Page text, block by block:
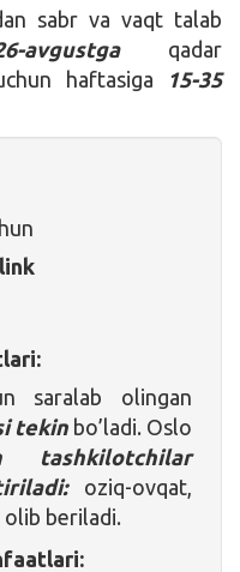
sabr va vaqt talab
avgustga
qadar
haftasiga
15-35
saralab olingan
tekin bo’ladi. Oslo
tashkilotchilar
oziq-ovqat,
beriladi.